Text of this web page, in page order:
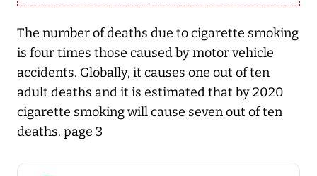
The number of deaths due to cigarette smoking
is four times those caused by motor vehicle
accidents. Globally, it causes one out of ten
adult deaths and it is estimated that by 2020
cigarette smoking will cause seven out of ten
deaths. page 3